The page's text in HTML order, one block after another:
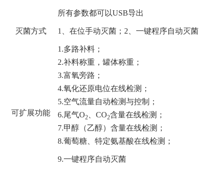
所有参数都可以USB导出
灭菌方式 1 、在位手动灭菌；2、一键程序自动灭菌
可扩展功能
1.多路补料；
2.补料称重，罐体称重；
3.富氧旁路；
4.氧化还原电位在线检测；
5.空气流量自动检测与控制；
6.尾气O2、CO2含量在线检测；
7.甲醇（乙醇）含量在线检测；
8.葡萄糖、特定氨基酸在线检测；
9.一键程序自动灭菌